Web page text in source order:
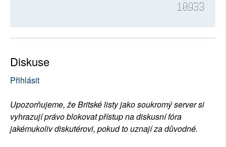
10933
Diskuse
Přihlásit
Upozorňujeme, že Britské listy jako soukromý server si
vyhrazují právo blokovat přístup na diskusní fóra
jakémukoliv diskutérovi, pokud to uznají za důvodné.